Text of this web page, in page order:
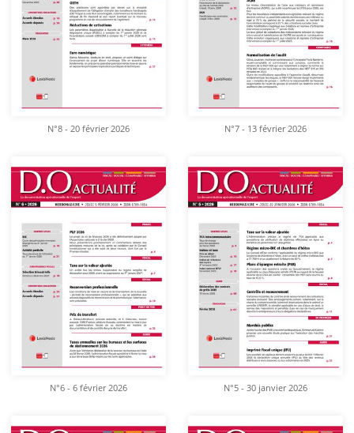
N°8 - 20 février 2026 N°7 - 13 février 2026
N°6 - 6 février 2026 N°5 - 30 janvier 2026